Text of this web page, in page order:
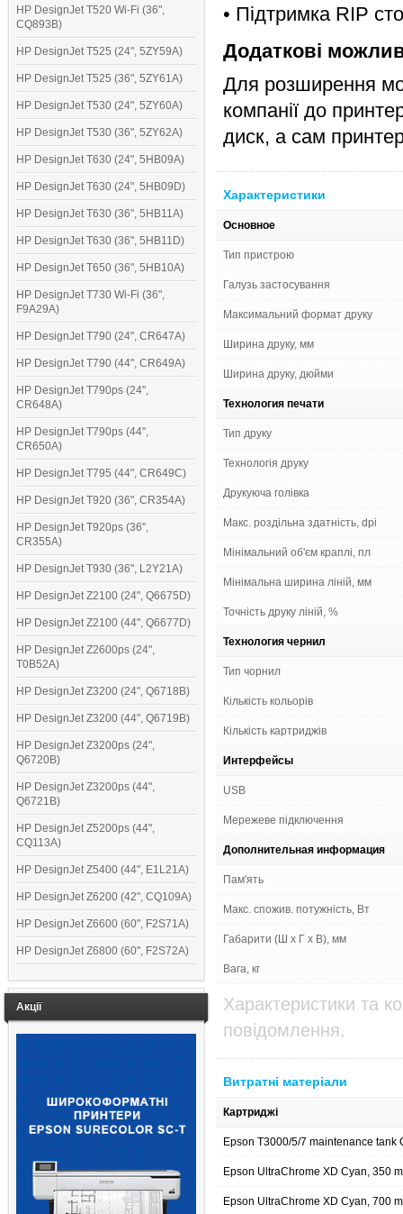
HP DesignJet T520 Wi-Fi (36",
CQ893B)
HP DesignJet T525 (24", 5ZY59A)
HP DesignJet T525 (36", 5ZY61A)
HP DesignJet T530 (24", 5ZY60A)
HP DesignJet T530 (36", 5ZY62A)
HP DesignJet T630 (24", 5HB09A)
HP DesignJet T630 (24", 5HB09D)
HP DesignJet T630 (36", 5HB11A)
HP DesignJet T630 (36", 5HB11D)
HP DesignJet T650 (36", 5HB10A)
HP DesignJet T730 Wi-Fi (36",
F9A29A)
HP DesignJet T790 (24", CR647A)
HP DesignJet T790 (44", CR649A)
HP DesignJet T790ps (24",
CR648A)
HP DesignJet T790ps (44",
CR650A)
HP DesignJet T795 (44", CR649C)
HP DesignJet T920 (36", CR354A)
HP DesignJet T920ps (36",
CR355A)
HP DesignJet T930 (36", L2Y21A)
HP DesignJet Z2100 (24", Q6675D)
HP DesignJet Z2100 (44", Q6677D)
HP DesignJet Z2600ps (24",
T0B52A)
HP DesignJet Z3200 (24", Q6718B)
HP DesignJet Z3200 (44", Q6719B)
HP DesignJet Z3200ps (24",
Q6720B)
HP DesignJet Z3200ps (44",
Q6721B)
HP DesignJet Z5200ps (44",
CQ113A)
HP DesignJet Z5400 (44", E1L21A)
HP DesignJet Z6200 (42", CQ109A)
HP DesignJet Z6600 (60", F2S71A)
HP DesignJet Z6800 (60", F2S72A)
Акції
• Підтримка RIP
Додаткові
Для розширення
компанії до
диск, а сам
Характеристики
Основное
Тип пристрою
Галузь застосування
Максимальний формат друку
Ширина друку, мм
Ширина друку, дюйми
Технология печати
Тип друку
Технологія друку
Друкуюча голівка
Макс. роздільна здатність, dpi
Мінімальний об'єм краплі, пл
Мінімальна ширина ліній, мм
Точність друку ліній, %
Технология чернил
Тип чорнил
Кількість кольорів
Кількість картриджів
Интерфейсы
USB
Мережеве підключення
Дополнительная информация
Пам'ять
Макс. спожив. потужність, Вт
Габарити (Ш х Г х В), мм
Вага, кг
Характеристики та
повідомлення.
Витратні матеріали
Картриджі
Epson T3000/5/7 maintenance tank
Epson UltraChrome XD Cyan, 350
Epson UltraChrome XD Cyan, 700